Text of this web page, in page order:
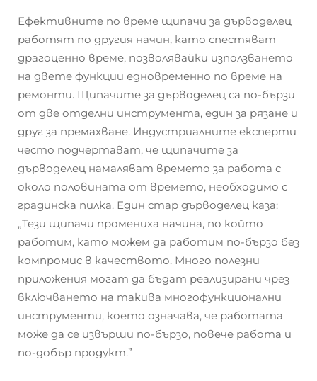
Ефективните по време щипачи за дърводелец
работят по другия начин, като спестяват
драгоценно време, позволявайки използването
на двете функции едновременно по време на
ремонти. Щипачите за дърводелец са по-бързи
от две отделни инструмента, един за рязане и
друг за премахване. Индустриалните експерти
често подчертават, че щипачите за
дърводелец намаляват времето за работа с
около половината от времето, необходимо с
градинска пилка. Един стар дърводелец каза:
„Тези щипачи промениха начина, по който
работим, като можем да работим по-бързо без
компромис в качеството. Много полезни
приложения могат да бъдат реализирани чрез
включването на такива многофункционални
инструменти, което означава, че работата
може да се извърши по-бързо, повече работа и
по-добър продукт.”